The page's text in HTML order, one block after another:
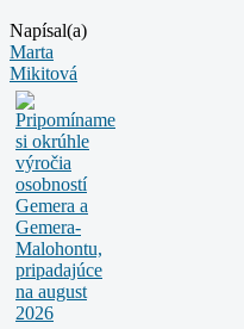
Napísal(a)
Marta
Mikitová